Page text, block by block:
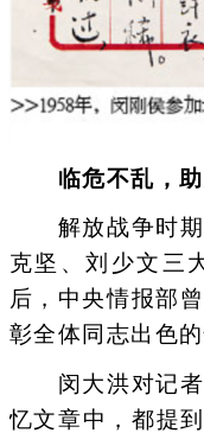
临危不乱，助
解放战争时期
克坚、刘少文三
后，中央情报部
彰全体同志出色的
闵大洪对记者
忆文章中，都提